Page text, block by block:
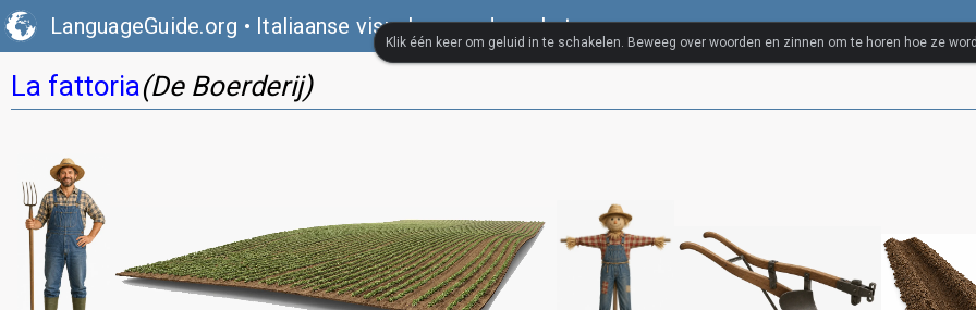
LanguageGuide.org • Italiaanse visuele woordenschat
La fattoria(De Boerderij)
Klik één keer om geluid in te schakelen. Beweeg over woorden en zinnen om te horen hoe ze